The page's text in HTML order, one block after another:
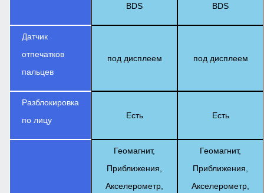
BDS
BDS
Датчик
отпечатков
пальцев
под дисплеем под дисплеем
Разблокировка
по лицу
Есть Есть
Геомагнит,
Приближения,
Акселерометр,
Геомагнит,
Приближения,
Акселерометр,